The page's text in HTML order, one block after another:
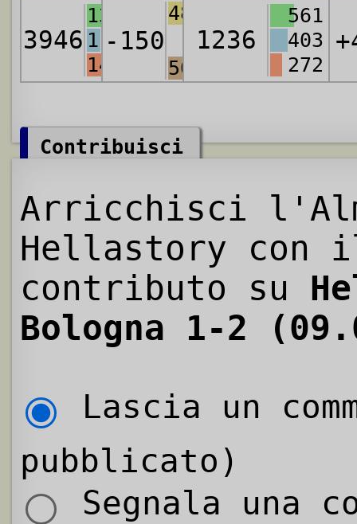
3946
1376
1167
1403
-150
4889
5039
1236
561
403
272
Contribuisci
Arricchisci
Hellastory con
contributo su
Bologna 1-2
Lascia un
pubblicato)
Segnala una